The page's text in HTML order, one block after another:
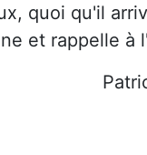
quoi qu'il
et rappelle à